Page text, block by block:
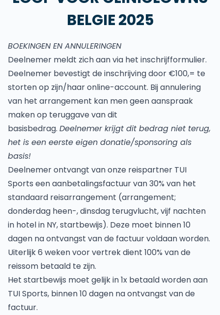
BELGIE 2025
BOEKINGEN EN ANNULERINGEN
Deelnemer meldt zich aan via het inschrijfformulier.
Deelnemer bevestigt de inschrijving door €100,= te
storten op zijn/haar online-account. Bij annulering
van het arrangement kan men geen aanspraak
maken op teruggave van dit
basisbedrag. Deelnemer krijgt dit bedrag niet terug,
het is een eerste eigen donatie/sponsoring als
basis!
Deelnemer ontvangt van onze reispartner TUI
Sports een aanbetalingsfactuur van 30% van het
standaard reisarrangement (arrangement;
donderdag heen-, dinsdag terugvlucht, vijf nachten
in hotel in NY, startbewijs). Deze moet binnen 10
dagen na ontvangst van de factuur voldaan worden.
Uiterlijk 6 weken voor vertrek dient 100% van de
reissom betaald te zijn.
Het startbewijs moet gelijk in 1x betaald worden aan
TUI Sports, binnen 10 dagen na ontvangst van de
factuur.